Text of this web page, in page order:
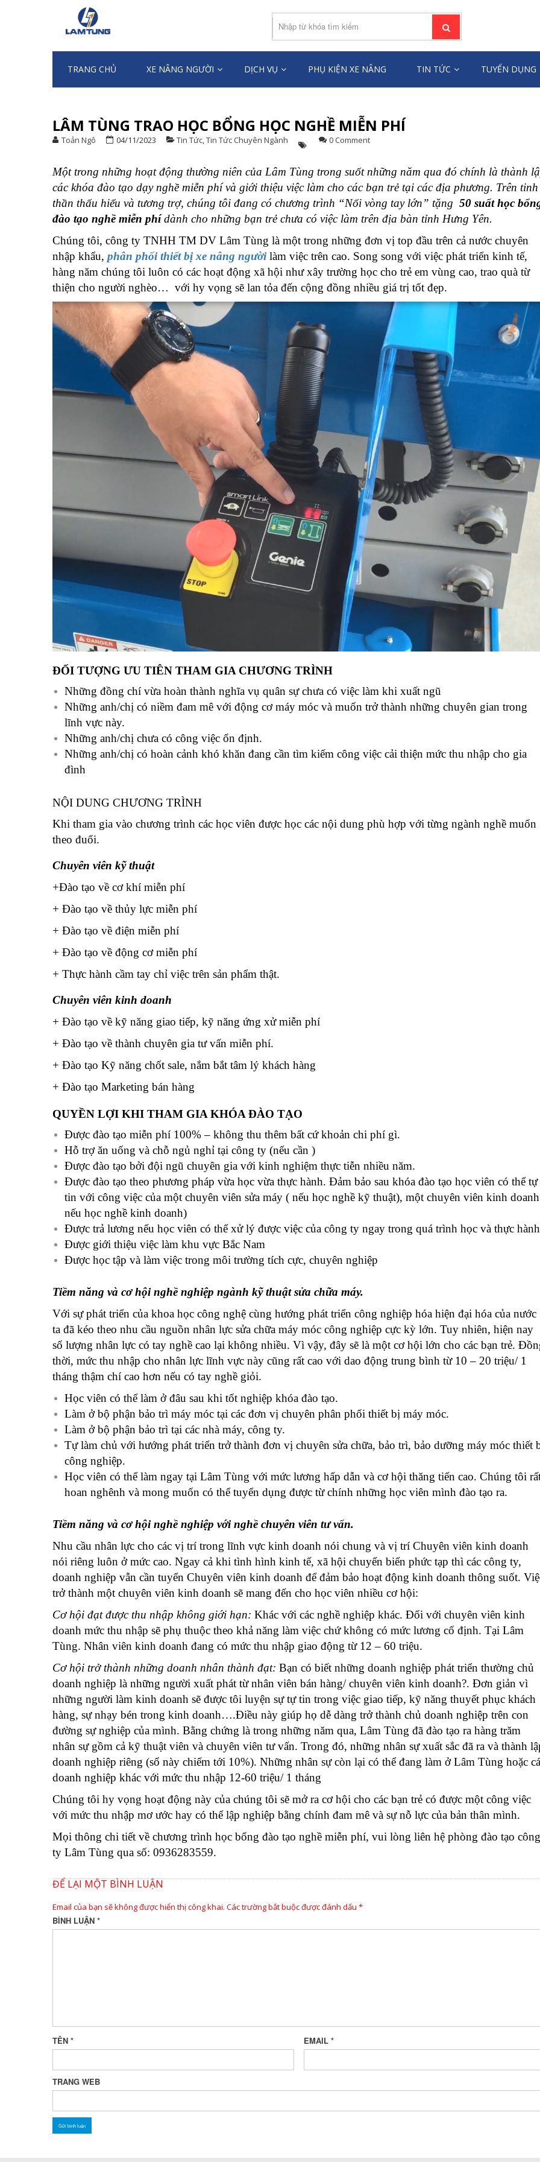
navigation
content
XE NÂNG NGƯỜI LÂM TÙNG
Chuyên nhập khẩu và cung ứng Xe nâng người toàn quốc
TRANG CHỦ XE NÂNG NGƯỜI DỊCH VỤ PHỤ KIỆN XE NÂNG TIN TỨC TUYỂN DỤNG
LÂM TÙNG TRAO HỌC BỔNG HỌC NGHỀ MIỄN PHÍ
Toản Ngô 04/11/2023 Tin Tức,Tin Tức Chuyên Ngành 0 Comment
Một trong những hoạt động thường niên của Lâm Tùng trong suốt những năm qua đó chính là thành
các khóa đào tạo dạy nghề miễn phí và giới thiệu việc làm cho các bạn trẻ tại các địa phương. Trên tinh
thần thấu hiểu và tương trợ, chúng tôi đang có chương trình “Nối vòng tay lớn” tặng 50 suất học
đào tạo nghề miễn phídành cho những bạn trẻ chưa có việc làm trên địa bàn tỉnh Hưng Yên.
Chúng tôi, công ty TNHH TM DV Lâm Tùng là một trong những đơn vị top đầu trên cả nước chuyên
nhập khẩu, phân phối thiết bị xe nâng ngườilàm việc trên cao. Song song với việc phát triển kinh tế,
hàng năm chúng tôi luôn có các hoạt động xã hội như xây trường học cho trẻ em vùng cao, trao quà từ
thiện cho người nghèo… với hy vọng sẽ lan tỏa đến cộng đồng nhiều giá trị tốt đẹp.
ĐỐI TƯỢNG ƯU TIÊN THAM GIA CHƯƠNG TRÌNH
Những đồng chí vừa hoàn thành nghĩa vụ quân sự chưa có việc làm khi xuất ngũ
Những anh/chị có niềm đam mê với động cơ máy móc và muốn trở thành những chuyên gian trong
lĩnh vực này.
Những anh/chị chưa có công việc ổn định.
Những anh/chị có hoàn cảnh khó khăn đang cần tìm kiếm công việc cải thiện mức thu nhập cho gia
đình
NỘI DUNG CHƯƠNG TRÌNH
Khi tham gia vào chương trình các học viên được học các nội dung phù hợp với từng ngành nghề muốn
theo đuổi.
Chuyên viên kỹ thuật
+Đào tạo về cơ khí miễn phí
+ Đào tạo về thủy lực miễn phí
+ Đào tạo về điện miễn phí
+ Đào tạo về động cơ miễn phí
+ Thực hành cầm tay chỉ việc trên sản phẩm thật.
Chuyên viên kinh doanh
+ Đào tạo về kỹ năng giao tiếp, kỹ năng ứng xử miễn phí
+ Đào tạo về thành chuyên gia tư vấn miễn phí.
+ Đào tạo Kỹ năng chốt sale, nắm bắt tâm lý khách hàng
+ Đào tạo Marketing bán hàng
QUYỀN LỢI KHI THAM GIA KHÓA ĐÀO TẠO
Được đào tạo miễn phí 100% – không thu thêm bất cứ khoản chi phí gì.
Hỗ trợ ăn uống và chỗ ngủ nghỉ tại công ty (nếu cần )
Được đào tạo bởi đội ngũ chuyên gia với kinh nghiệm thực tiễn nhiều năm.
Được đào tạo theo phương pháp vừa học vừa thực hành. Đảm bảo sau khóa đào tạo học viên có thể tự
tin với công việc của một chuyên viên sửa máy ( nếu học nghề kỹ thuật), một chuyên viên kinh
nếu học nghề kinh doanh)
Được trả lương nếu học viên có thể xử lý được việc của công ty ngay trong quá trình học và thực hành
Được giới thiệu việc làm khu vực Bắc Nam
Được học tập và làm việc trong môi trường tích cực, chuyên nghiệp
Tiềm năng và cơ hội nghề nghiệp ngành kỹ thuật sửa chữa máy.
Với sự phát triển của khoa học công nghệ cùng hướng phát triển công nghiệp hóa hiện đại hóa của nước
ta đã kéo theo nhu cầu nguồn nhân lực sửa chữa máy móc công nghiệp cực kỳ lớn. Tuy nhiên, hiện nay
số lượng nhân lực có tay nghề cao lại không nhiều. Vì vậy, đây sẽ là một cơ hội lớn cho các bạn trẻ.
thời, mức thu nhập cho nhân lực lĩnh vực này cũng rất cao với dao động trung bình từ 10 – 20 triệu/ 1
tháng thậm chí cao hơn nếu có tay nghề giỏi.
Học viên có thể làm ở đâu sau khi tốt nghiệp khóa đào tạo.
Làm ở bộ phận bảo trì máy móc tại các đơn vị chuyên phân phối thiết bị máy móc.
Làm ở bộ phận bảo trì tại các nhà máy, công ty.
Tự làm chủ với hướng phát triển trở thành đơn vị chuyên sửa chữa, bảo trì, bảo dưỡng máy móc thiết
công nghiệp.
Học viên có thể làm ngay tại Lâm Tùng với mức lương hấp dẫn và cơ hội thăng tiến cao. Chúng tôi
hoan nghênh và mong muốn có thể tuyển dụng được từ chính những học viên mình đào tạo ra.
Tiềm năng và cơ hội nghề nghiệp với nghề chuyên viên tư vấn.
Nhu cầu nhân lực cho các vị trí trong lĩnh vực kinh doanh nói chung và vị trí Chuyên viên kinh doanh
nói riêng luôn ở mức cao. Ngay cả khi tình hình kinh tế, xã hội chuyển biến phức tạp thì các công ty,
doanh nghiệp vẫn cần tuyển Chuyên viên kinh doanh để đảm bảo hoạt động kinh doanh thông suốt.
trở thành một chuyên viên kinh doanh sẽ mang đến cho học viên nhiều cơ hội:
Cơ hội đạt được thu nhập không giới hạn: Khác với các nghề nghiệp khác. Đối với chuyên viên kinh
doanh mức thu nhập sẽ phụ thuộc theo khả năng làm việc chứ không có mức lương cố định. Tại Lâm
Tùng. Nhân viên kinh doanh đang có mức thu nhập giao động từ 12 – 60 triệu.
Cơ hội trở thành những doanh nhân thành đạt: Bạn có biết những doanh nghiệp phát triển thường chủ
doanh nghiệp là những người xuất phát từ nhân viên bán hàng/ chuyên viên kinh doanh?. Đơn giản vì
những người làm kinh doanh sẽ được tôi luyện sự tự tin trong việc giao tiếp, kỹ năng thuyết phục khách
hàng, sự nhạy bén trong kinh doanh….Điều này giúp họ dễ dàng trở thành chủ doanh nghiệp trên con
đường sự nghiệp của mình. Bằng chứng là trong những năm qua, Lâm Tùng đã đào tạo ra hàng trăm
nhân sự gồm cả kỹ thuật viên và chuyên viên tư vấn. Trong đó, những nhân sự xuất sắc đã ra và thành
doanh nghiệp riêng (số này chiếm tới 10%). Những nhân sự còn lại có thể đang làm ở Lâm Tùng hoặc
doanh nghiệp khác với mức thu nhập 12-60 triệu/ 1 tháng
Chúng tôi hy vọng hoạt động này của chúng tôi sẽ mở ra cơ hội cho các bạn trẻ có được một công việc
với mức thu nhập mơ ước hay có thể lập nghiệp bằng chính đam mê và sự nỗ lực của bản thân mình.
Mọi thông chi tiết về chương trình học bổng đào tạo nghề miễn phí, vui lòng liên hệ phòng đào tạo công
ty Lâm Tùng qua số: 0936283559.
ĐỂ LẠI MỘT BÌNH LUẬN
Email của bạn sẽ không được hiển thị công khai. Các trường bắt buộc được đánh dấu *
BÌNH LUẬN *
TÊN * EMAIL *
TRANG WEB